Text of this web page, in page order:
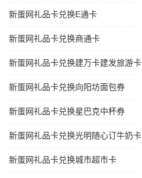
新蛋网礼品卡兑换E通卡
新蛋网礼品卡兑换商通卡
新蛋网礼品卡兑换建万卡建发旅游卡
新蛋网礼品卡兑换向阳坊面包券
新蛋网礼品卡兑换星巴克中杯券
新蛋网礼品卡兑换光明随心订牛奶卡
新蛋网礼品卡兑换城市超市卡